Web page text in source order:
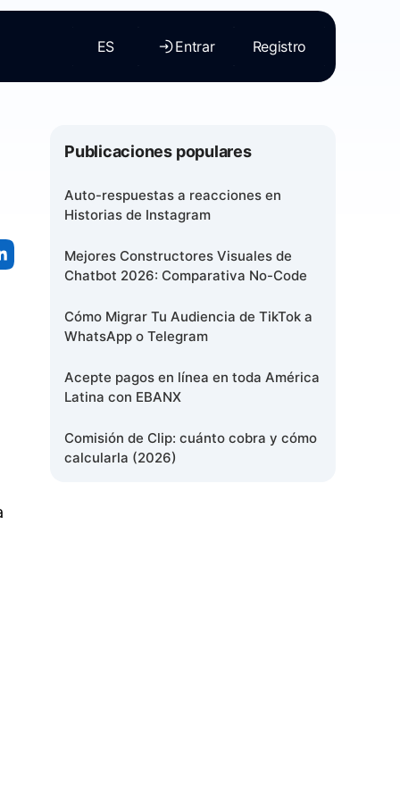
ES Entrar Registro
Publicaciones populares
Auto-respuestas a reacciones en
Historias de Instagram
Mejores Constructores Visuales de
Chatbot 2026: Comparativa No-Code
Cómo Migrar Tu Audiencia de TikTok a
WhatsApp o Telegram
Acepte pagos en línea en toda América
Latina con EBANX
Comisión de Clip: cuánto cobra y cómo
calcularla (2026)